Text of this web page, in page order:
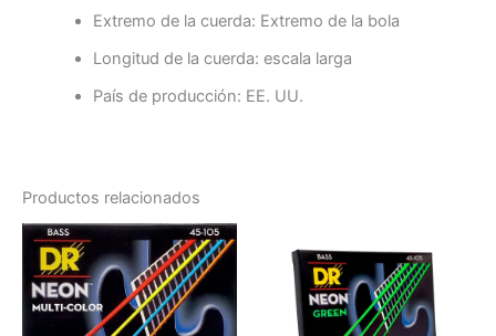
Extremo de la cuerda: Extremo de la bola
Longitud de la cuerda: escala larga
País de producción: EE. UU.
Productos relacionados